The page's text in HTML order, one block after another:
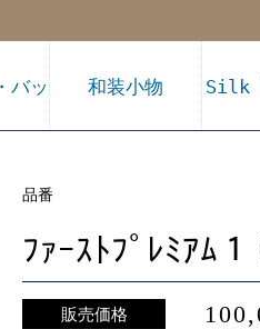
バッ
和装小物 Silk
品番
ﾌｧｰｽﾄﾌﾟﾚﾐｱﾑ
販売価格